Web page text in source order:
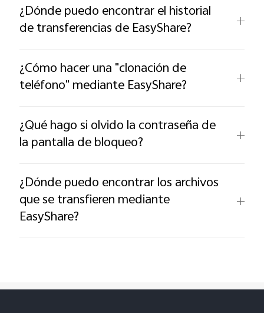
¿Dónde puedo encontrar el historial
de transferencias de EasyShare?
¿Cómo hacer una "clonación de
teléfono" mediante EasyShare?
¿Qué hago si olvido la contraseña de
la pantalla de bloqueo?
¿Dónde puedo encontrar los archivos
que se transfieren mediante
EasyShare?